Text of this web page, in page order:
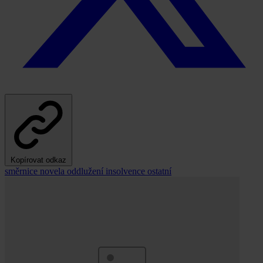
Kopírovat odkaz
směrnice novela oddlužení insolvence ostatní